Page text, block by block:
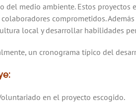
del medio ambiente. Estos proyectos
colaboradores comprometidos.
local y desarrollar habilidades
un cronograma típico del
en el proyecto escogido.